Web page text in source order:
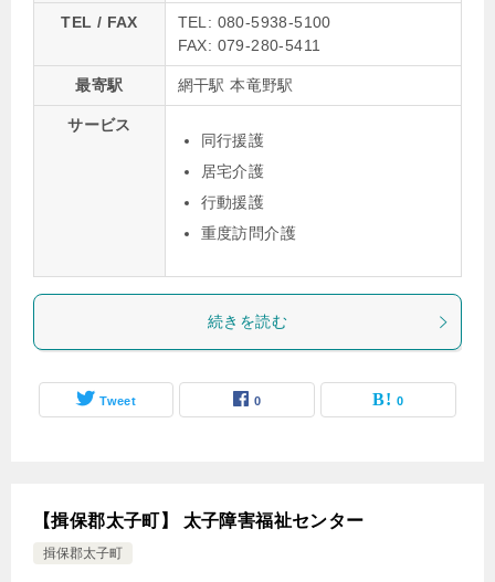
TEL / FAX
TEL: 080-5938-5100
FAX: 079-280-5411
最寄駅 網干駅 本竜野駅
サービス
同行援護
居宅介護
行動援護
重度訪問介護
続きを読む
Tweet 0 0
【揖保郡太子町】 太子障害福祉センター
揖保郡太子町